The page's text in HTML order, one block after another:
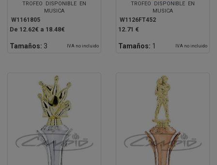
TROFEO DISPONIBLE EN
MUSICA
W1161805
De 12.62€ a 18.48€
Tamaños: 3 IVA no incluido
TROFEO DISPONIBLE EN
MUSICA
W1126FT452
12.71 €
Tamaños: 1 IVA no incluido